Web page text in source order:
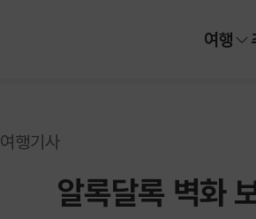
여행
여행기사
알록달록 벽화